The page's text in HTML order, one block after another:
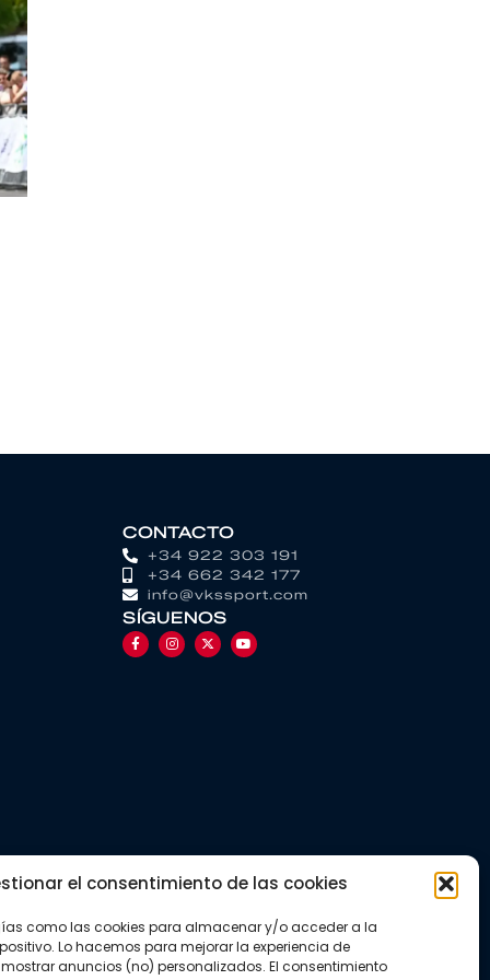
el consentimiento de las cookies
como las cookies para almacenar y/o acceder a la
Lo hacemos para mejorar la experiencia de
anuncios (no) personalizados. El consentimiento
CONTACTO
+34 922 303 191
+34 662 342 177
info@vkssport.com
SÍGUENOS